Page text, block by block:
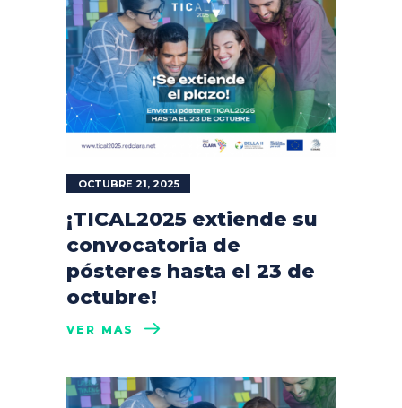
OCTUBRE 21, 2025
¡TICAL2025 extiende su
convocatoria de
pósteres hasta el 23 de
octubre!
VER MÁS